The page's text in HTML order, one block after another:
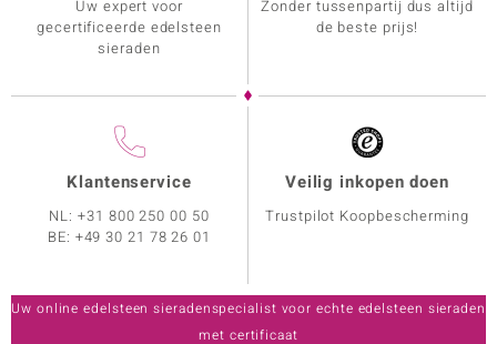
Uw expert voor
gecertificeerde edelsteen
sieraden
Zonder tussenpartij dus altijd
de beste prijs!
Klantenservice
NL:+31 800 250 00 50
BE: +49 30 21 78 26 01
Veilig inkopen doen
Trustpilot Koopbescherming
Uw online edelsteen sieradenspecialist voor echte edelsteen sieraden
met certificaat